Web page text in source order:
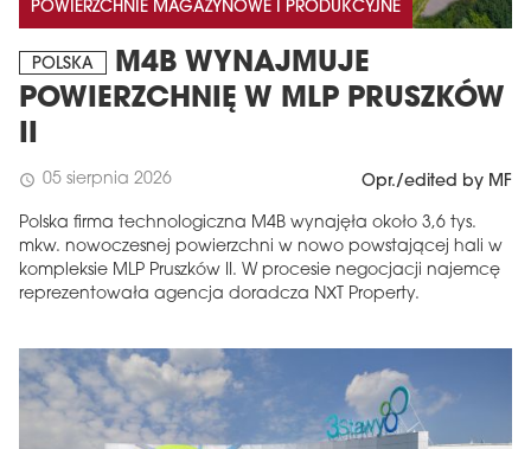
POWIERZCHNIE MAGAZYNOWE I PRODUKCYJNE
POLSKA
M4B WYNAJMUJE
POWIERZCHNIĘ W MLP PRUSZKÓW
II
schedule 05 sierpnia 2026 Opr./edited by MF
Polska firma technologiczna M4B wynajęła około 3,6 tys.
mkw. nowoczesnej powierzchni w nowo powstającej hali w
kompleksie MLP Pruszków II. W procesie negocjacji najemcę
reprezentowała agencja doradcza NXT Property.